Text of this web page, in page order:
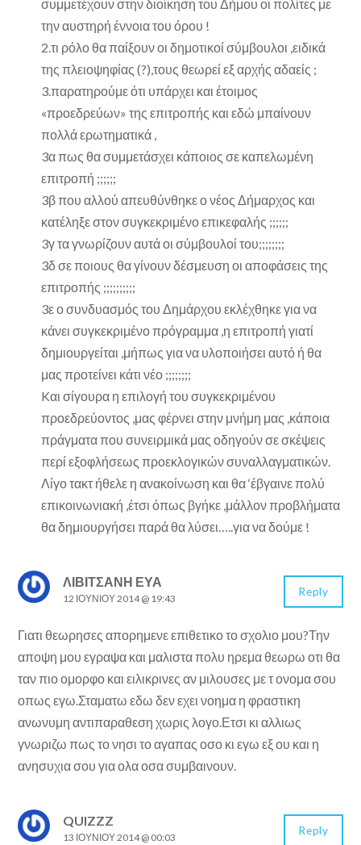
συμμετέχουν στην διοίκηση του Δήμου οι πολίτες με
την αυστηρή έννοια του όρου !
2.τι ρόλο θα παίξουν οι δημοτικοί σύμβουλοι ,ειδικά
της πλειοψηφίας (?),τους θεωρεί εξ αρχής αδαείς ;
3.παρατηρούμε ότι υπάρχει και έτοιμος
«προεδρεύων» της επιτροπής και εδώ μπαίνουν
πολλά ερωτηματικά ,
3α πως θα συμμετάσχει κάποιος σε καπελωμένη
επιτροπή ;;;;;;
3β που αλλού απευθύνθηκε ο νέος Δήμαρχος και
κατέληξε στον συγκεκριμένο επικεφαλής ;;;;;;
3γ τα γνωρίζουν αυτά οι σύμβουλοί του;;;;;;;;
3δ σε ποιους θα γίνουν δέσμευση οι αποφάσεις της
επιτροπής ;;;;;;;;;;
3ε ο συνδυασμός του Δημάρχου εκλέχθηκε για να
κάνει συγκεκριμένο πρόγραμμα ,η επιτροπή γιατί
δημιουργείται ,μήπως για να υλοποιήσει αυτό ή θα
μας προτείνει κάτι νέο ;;;;;;;;
Kαι σίγουρα η επιλογή του συγκεκριμένου
προεδρεύοντος ,μας φέρνει στην μνήμη μας ,κάποια
πράγματα που συνειρμικά μας οδηγούν σε σκέψεις
περί εξοφλήσεως προεκλογικών συναλλαγματικών.
Λίγο τακτ ήθελε η ανακοίνωση και θα ‘έβγαινε πολύ
επικοινωνιακή ,έτσι όπως βγήκε ,μάλλον προβλήματα
θα δημιουργήσει παρά θα λύσει…..για να δούμε !
ΛΙΒΙΤΣΑΝΗ ΕΥΑ
12 ΙΟΥΝΊΟΥ 2014 @ 19:43
Γιατι θεωρησες απορημενε επιθετικο το σχολιο μου?Την
αποψη μου εγραψα και μαλιστα πολυ ηρεμα θεωρω οτι θα
ταν πιο ομορφο και ειλικρινες αν μιλουσες με τ ονομα σου
οπως εγω.Σταματω εδω δεν εχει νοημα η φραστικη
ανωνυμη αντιπαραθεση χωρις λογο.Ετσι κι αλλιως
γνωριζω πως το νησι το αγαπας οσο κι εγω εξ ου και η
ανησυχια σου για ολα οσα συμβαινουν.
Reply
QUIZZZ
13 ΙΟΥΝΊΟΥ 2014 @ 00:03
Reply